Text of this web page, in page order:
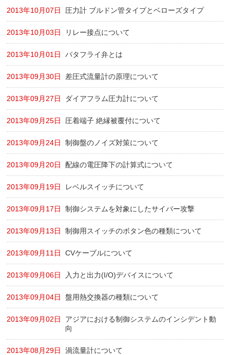
2013年10月07日 圧力計 ブルドン管タイプとベローズタイプ
2013年10月03日 リレー接点について
2013年10月01日 バタフライ弁とは
2013年09月30日 差圧式流量計の原理について
2013年09月27日 ダイアフラム圧力計について
2013年09月25日 圧着端子 絶縁被覆付について
2013年09月24日 制御盤のノイズ対策について
2013年09月20日 配線の電圧降下の計算式について
2013年09月19日 レベルスイッチについて
2013年09月17日 制御システムを対象にしたサイバー攻撃
2013年09月13日 制御用スイッチのボタン色の種類について
2013年09月11日 CVケーブルについて
2013年09月06日 入力と出力(I/O)デバイスについて
2013年09月04日 盤用熱交換器の種類について
2013年09月02日
アジアにおける制御システムのインシデント動
向
2013年08月29日 渦流量計について